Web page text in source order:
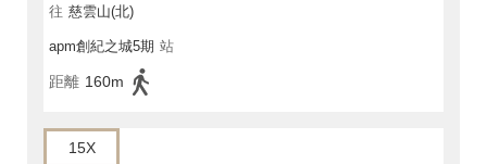
往 慈雲山(北)
apm創紀之城5期 站
距離 160m
15X